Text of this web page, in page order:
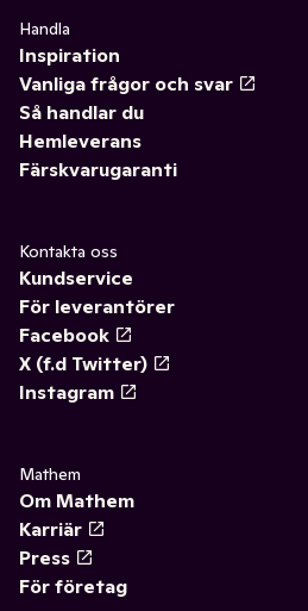
Handla
Inspiration
Vanliga frågor och svar
Så handlar du
Hemleverans
Färskvarugaranti
Kontakta oss
Kundservice
För leverantörer
Facebook
X (f.d Twitter)
Instagram
Mathem
Om Mathem
Karriär
Press
För företag